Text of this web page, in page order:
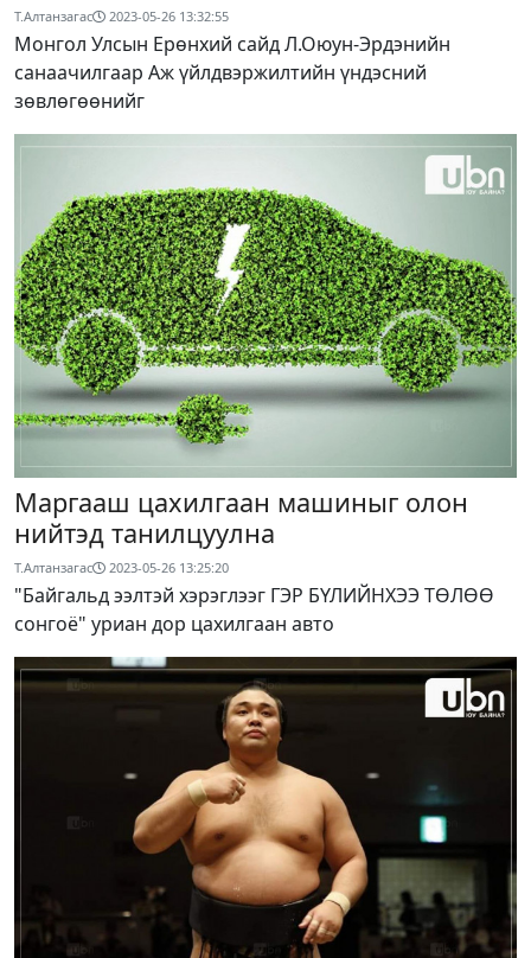
Т.Алтанзагас 2023-05-26 13:32:55
Монгол Улсын Ерөнхий сайд Л.Оюун-Эрдэнийн
санаачилгаар Аж үйлдвэржилтийн үндэсний
зөвлөгөөнийг
Маргааш цахилгаан машиныг олон
нийтэд танилцуулна
Т.Алтанзагас 2023-05-26 13:25:20
"Байгальд ээлтэй хэрэглээг ГЭР БҮЛИЙНХЭЭ ТӨЛӨӨ
сонгоё" уриан дор цахилгаан авто